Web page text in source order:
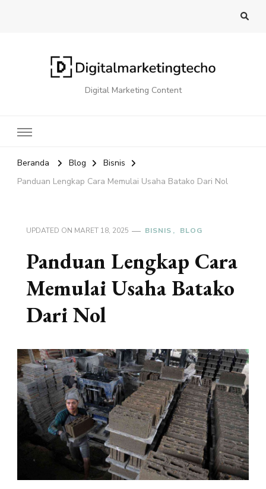
Digital Marketing Content
Beranda Blog
Bisnis
Panduan Lengkap Cara Memulai Usaha Batako Dari Nol
UPDATED ON MARET 18, 2025 BISNIS BLOG
Panduan Lengkap Cara
Memulai Usaha Batako
Dari Nol